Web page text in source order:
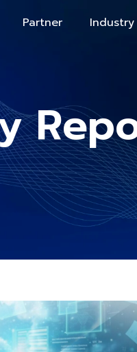
Partner Industry